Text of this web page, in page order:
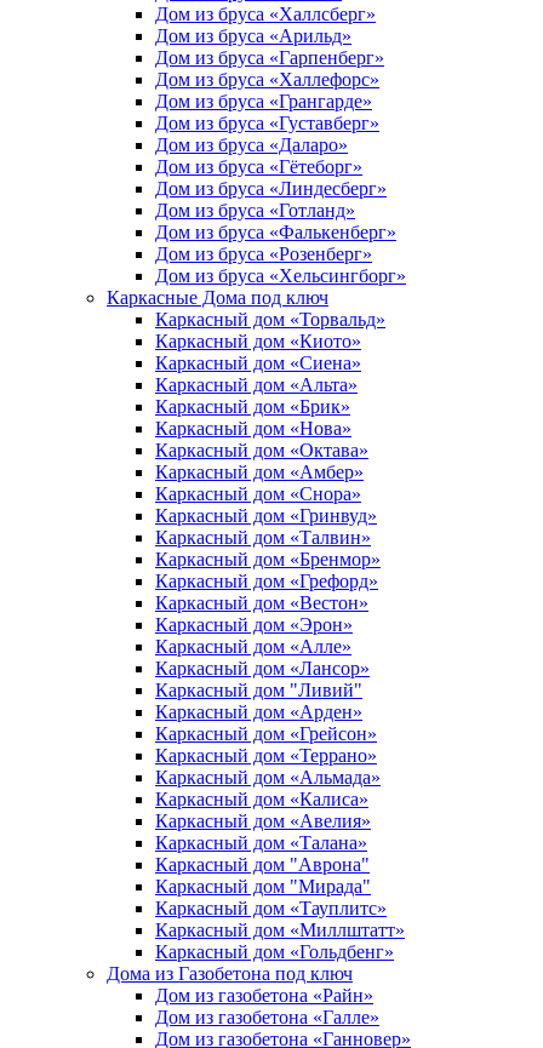
Дом из бруса «Халлсберг»
Дом из бруса «Арильд»
Дом из бруса «Гарпенберг»
Дом из бруса «Халлефорс»
Дом из бруса «Грангарде»
Дом из бруса «Густавберг»
Дом из бруса «Даларо»
Дом из бруса «Гётеборг»
Дом из бруса «Линдесберг»
Дом из бруса «Готланд»
Дом из бруса «Фалькенберг»
Дом из бруса «Розенберг»
Дом из бруса «Хельсингборг»
Каркасные Дома под ключ
Каркасный дом «Торвальд»
Каркасный дом «Киото»
Каркасный дом «Сиена»
Каркасный дом «Альта»
Каркасный дом «Брик»
Каркасный дом «Нова»
Каркасный дом «Октава»
Каркасный дом «Амбер»
Каркасный дом «Снора»
Каркасный дом «Гринвуд»
Каркасный дом «Талвин»
Каркасный дом «Бренмор»
Каркасный дом «Грефорд»
Каркасный дом «Вестон»
Каркасный дом «Эрон»
Каркасный дом «Алле»
Каркасный дом «Лансор»
Каркасный дом "Ливий"
Каркасный дом «Арден»
Каркасный дом «Грейсон»
Каркасный дом «Террано»
Каркасный дом «Альмада»
Каркасный дом «Калиса»
Каркасный дом «Авелия»
Каркасный дом «Талана»
Каркасный дом "Аврона"
Каркасный дом "Мирада"
Каркасный дом «Тауплитс»
Каркасный дом «Миллштатт»
Каркасный дом «Гольдбенг»
Дома из Газобетона под ключ
Дом из газобетона «Райн»
Дом из газобетона «Галле»
Дом из газобетона «Ганновер»